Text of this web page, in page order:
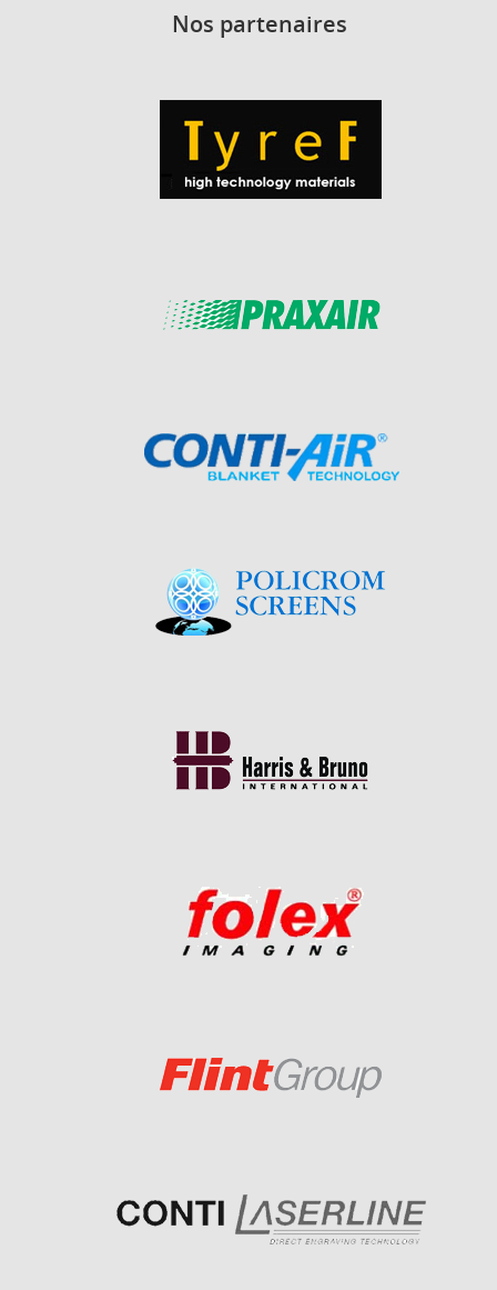
Nos partenaires